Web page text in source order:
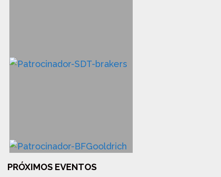
PRÓXIMOS EVENTOS